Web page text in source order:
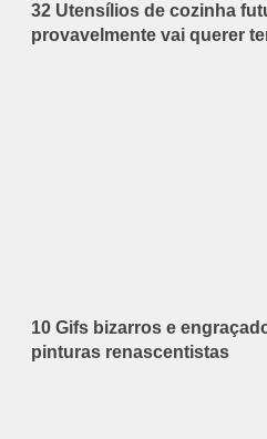
32 Utensílios de cozinha
provavelmente vai querer
10 Gifs bizarros e
pinturas renascentistas